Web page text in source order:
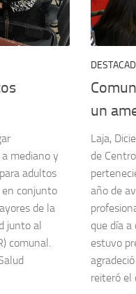
mediano y
adultos
en conjunto
de la
junto al
comunal.
un
Laja,
de
año de
que día
estuvo
reiteró el